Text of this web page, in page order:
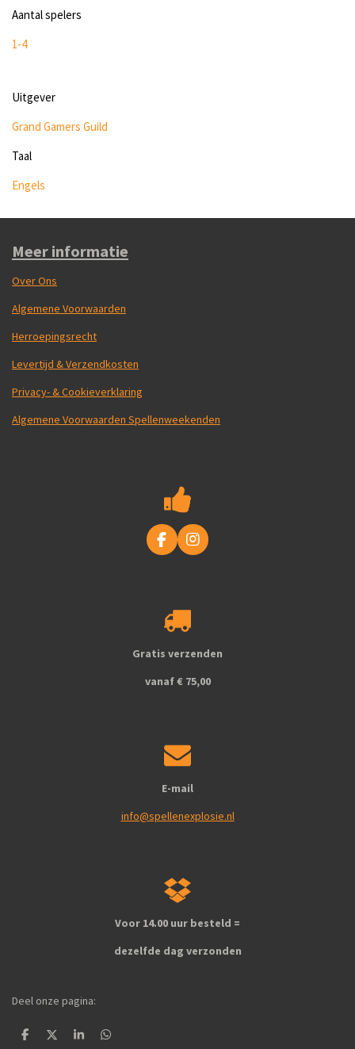
Aantal spelers
1-4
Uitgever
Grand Gamers Guild
Taal
Engels
Meer informatie
Over Ons
Algemene Voorwaarden
Herroepingsrecht
Levertijd & Verzendkosten
Privacy- & Cookieverklaring
Algemene Voorwaarden Spellenweekenden
F
a
o
o
I
n
m
Gratis verzenden
vanaf € 75,00
E-mail
info@spellenexplosie.nl
Voor 14.00 uur besteld =
dezelfde dag verzonden
Deel onze pagina:
D
D
S
D